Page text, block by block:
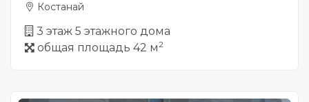
Костанай
3 этаж 5 этажного дома
общая площадь 42 м2